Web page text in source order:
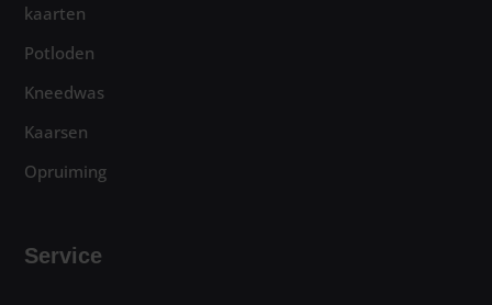
kaarten
Potloden
Kneedwas
Kaarsen
Opruiming
Service